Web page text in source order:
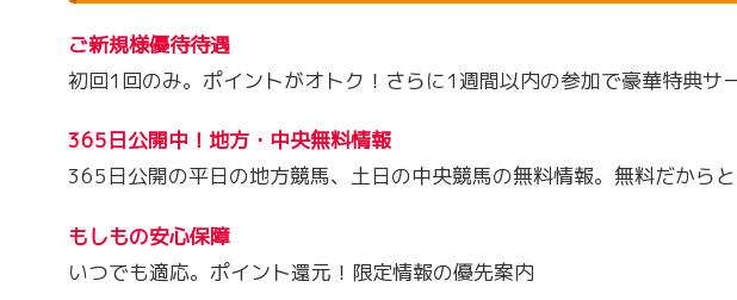
ご新規様優待待遇
初回1回のみ。ポイントがオトク！さらに1週間以内の参加で豪華特典サ
365日公開中！地方・中央無料情報
365日公開の平日の地方競馬、土日の中央競馬の無料情報。無料だから
もしもの安心保障
いつでも適応。ポイント還元！限定情報の優先案内